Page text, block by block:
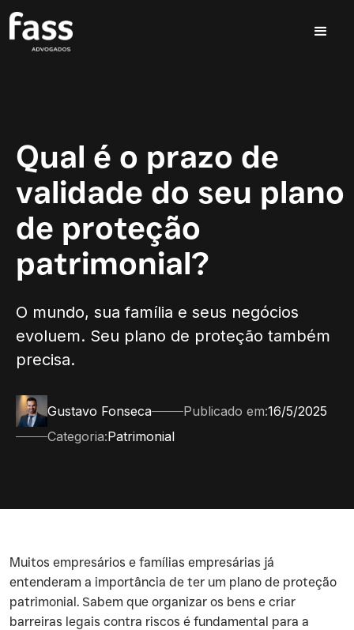
Qual é o prazo de
validade do seu plano
de proteção
patrimonial?
O mundo, sua família e seus negócios
evoluem. Seu plano de proteção também
precisa.
Gustavo Fonseca Publicado em:16/5/2025
Categoria:Patrimonial
Muitos empresários e famílias empresárias já
entenderam a importância de ter um plano de proteção
patrimonial. Sabem que organizar os bens e criar
barreiras legais contra riscos é fundamental para a